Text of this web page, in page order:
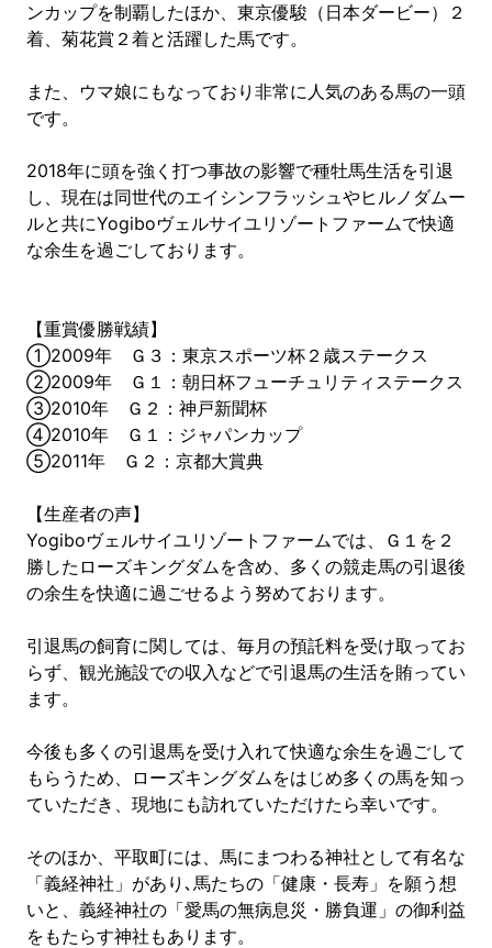
ンカップを制覇したほか、東京優駿（日本ダービー）２
着、菊花賞２着と活躍した馬です。
また、ウマ娘にもなっており非常に人気のある馬の一頭
です。
2018年に頭を強く打つ事故の影響で種牡馬生活を引退
し、現在は同世代のエイシンフラッシュやヒルノダムー
ルと共にYogiboヴェルサイユリゾートファームで快適
な余生を過ごしております。
【重賞優勝戦績】
①2009年 Ｇ３：東京スポーツ杯２歳ステークス
②2009年 Ｇ１：朝日杯フューチュリティステークス
③2010年 Ｇ２：神戸新聞杯
④2010年 Ｇ１：ジャパンカップ
⑤2011年 Ｇ２：京都大賞典
【生産者の声】
Yogiboヴェルサイユリゾートファームでは、Ｇ１を２
勝したローズキングダムを含め、多くの競走馬の引退後
の余生を快適に過ごせるよう努めております。
引退馬の飼育に関しては、毎月の預託料を受け取ってお
らず、観光施設での収入などで引退馬の生活を賄ってい
ます。
今後も多くの引退馬を受け入れて快適な余生を過ごして
もらうため、ローズキングダムをはじめ多くの馬を知っ
ていただき、現地にも訪れていただけたら幸いです。
そのほか、平取町には、馬にまつわる神社として有名な
「義経神社」があり､馬たちの「健康・長寿」を願う想
いと、義経神社の「愛馬の無病息災・勝負運」の御利益
をもたらす神社もあります。